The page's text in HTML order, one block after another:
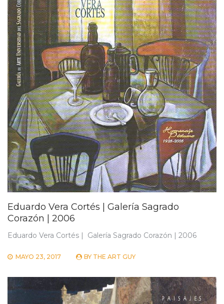
Eduardo Vera Cortés | Galería Sagrado
Corazón | 2006
Eduardo Vera Cortés | Galería Sagrado Corazón | 2006
MAYO 23, 2017 BY THE ART GUY